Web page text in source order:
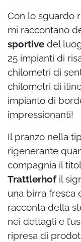
Con lo sguardo
mi raccontano
sportive del
25 impianti di
chilometri di
chilometri di
impianto di
impressionanti!
Il pranzo nella
rigenerante
compagnia il
Trattlerhofil
una birra fresca
racconta della
nei dettagli e
ripresa di